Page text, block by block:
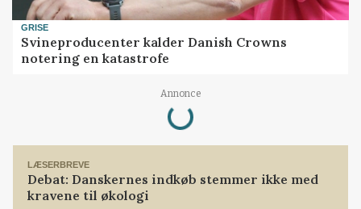
GRISE
Svineproducenter kalder Danish Crowns
notering en katastrofe
Annonce
Loading...
LÆSERBREVE
Debat: Danskernes indkøb stemmer ikke med
kravene til økologi